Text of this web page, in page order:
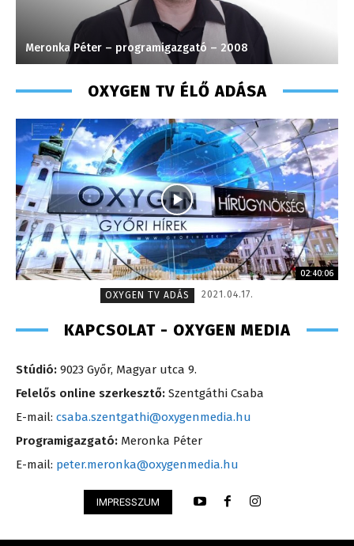
Meronka Péter – programigazgató – 2008
OXYGEN TV ÉLŐ ADÁSA
02:40:06
OXYGEN TV ADÁS
2021.04.17.
KAPCSOLAT - OXYGEN MEDIA
Stúdió: 9023 Győr, Magyar utca 9.
Felelős online szerkesztő: Szentgáthi Csaba
E-mail: csaba.szentgathi@oxygenmedia.hu
Programigazgató: Meronka Péter
E-mail: peter.meronka@oxygenmedia.hu
IMPRESSZUM